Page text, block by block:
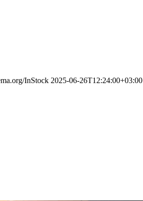
InStock 2025-06-26T12:24:00+03:00